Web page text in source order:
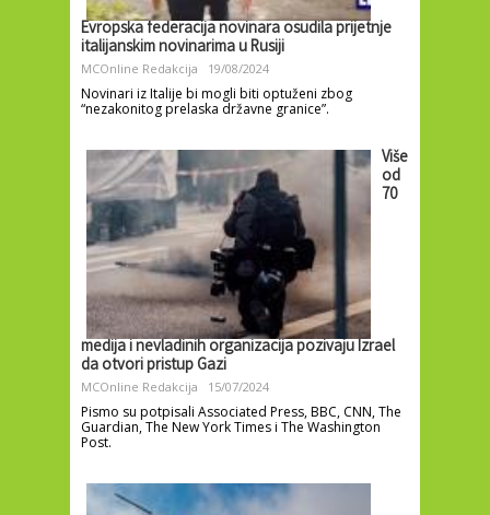
Evropska federacija novinara osudila prijetnje
italijanskim novinarima u Rusiji
MCOnline Redakcija 19/08/2024
Novinari iz Italije bi mogli biti optuženi zbog
“nezakonitog prelaska državne granice”.
Više
od
70
medija i nevladinih organizacija pozivaju Izrael
da otvori pristup Gazi
MCOnline Redakcija 15/07/2024
Pismo su potpisali Associated Press, BBC, CNN, The
Guardian, The New York Times i The Washington
Post.